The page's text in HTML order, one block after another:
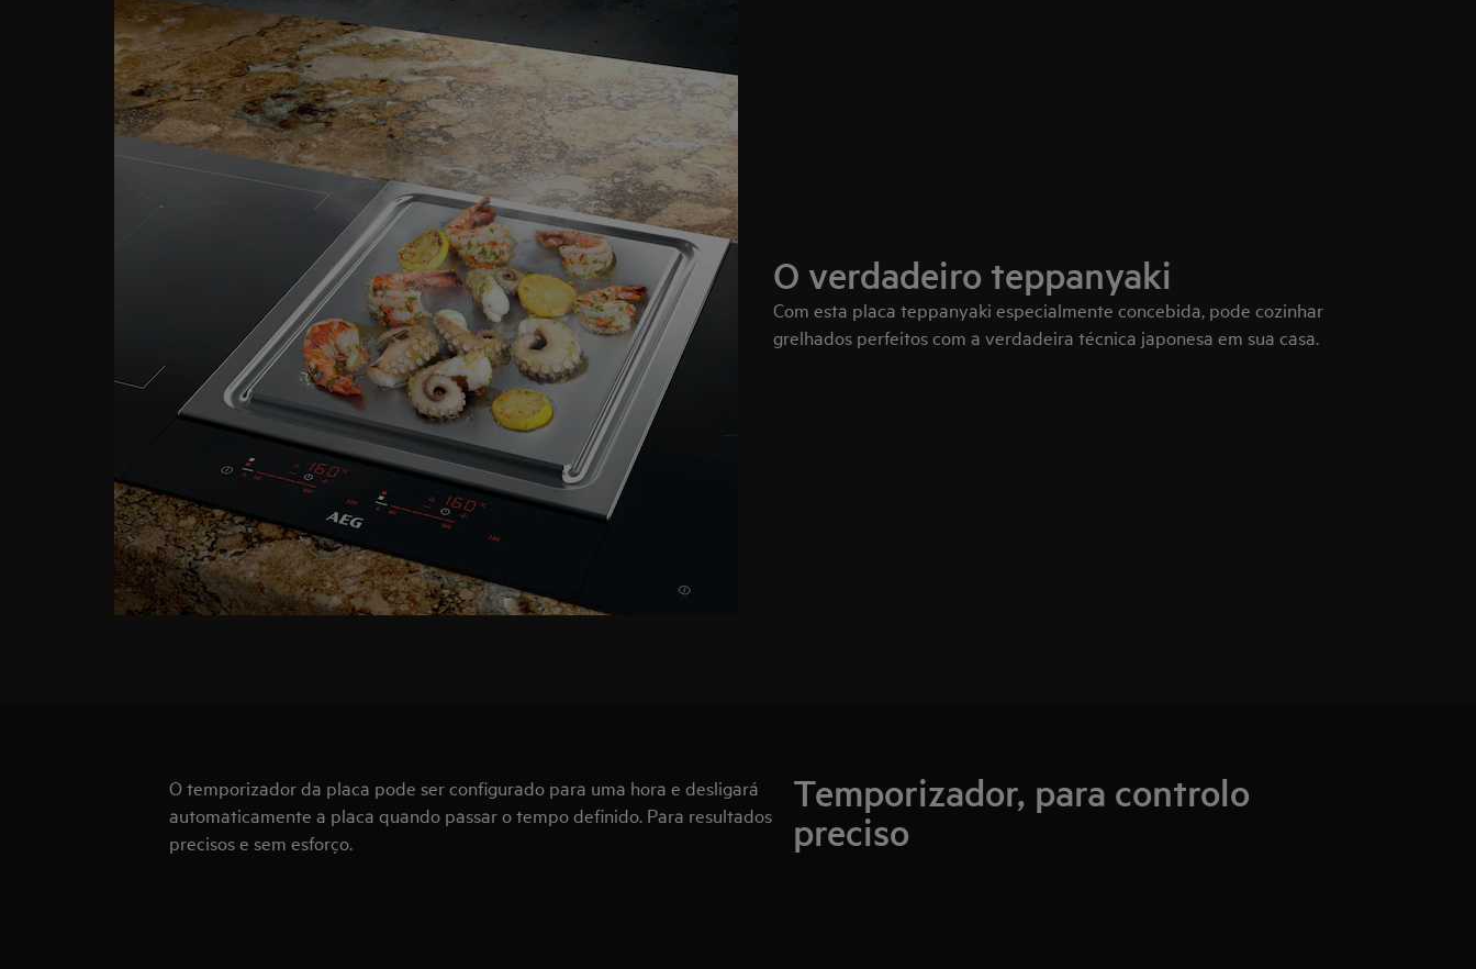
O verdadeiro teppanyaki
Com esta placa teppanyaki especialmente concebida, pode cozinhar
grelhados perfeitos com a verdadeira técnica japonesa em sua casa.
Temporizador, para controlo
preciso
O temporizador da placa pode ser configurado para uma hora e desligará
automaticamente a placa quando passar o tempo definido. Para resultados
precisos e sem esforço.